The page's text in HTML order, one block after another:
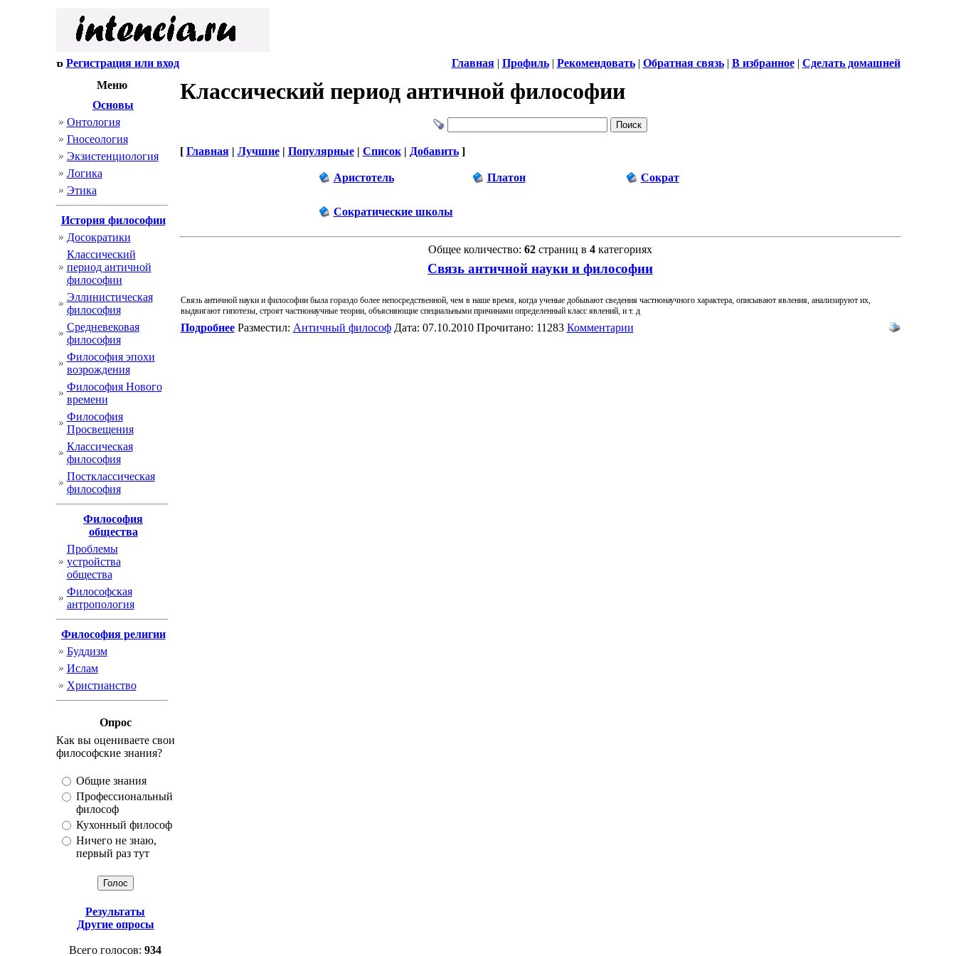
Регистрация или вход Главная| Профиль| Рекомендовать| Обратная связь| В избранное| Сделать домашней
Меню
Основы
Онтология
Гносеология
Экзистенциология
Логика
Этика
История философии
Досократики
Классический
период античной
философии
Эллинистическая
философия
Cредневековая
философия
Философия эпохи
возрождения
Философия Нового
времени
Философия
Просвещения
Классическая
философия
Постклассическая
философия
Философия
общества
Проблемы
устройства
общества
Философская
антропология
Философия религии
Буддизм
Ислам
Христианство
Опрос
Как вы оцениваете свои
философские знания?
Общие знания
Профессиональный
философ
Кухонный философ
Ничего не знаю,
первый раз тут
Результаты
Другие опросы
Всего голосов: 934
Классический период античной философии
[ Главная| Лучшие| Популярные| Список| Добавить]
Аристотель Платон Сократ
Сократические школы
Общее количество: 62 страниц в 4 категориях
Связь античной науки и философии
Связь античной науки и философии была гораздо более непосредственной, чем в наше время, когда ученые добывают сведения частнонаучного характера, описывают явления, анализируют их,
выдвигают гипотезы, строят частнонаучные теории, объясняющие специальными причинами определенный класс явлений, и т. д
ПодробнееРазместил: Античный философДата: 07.10.2010 Прочитано: 11283 Комментарии